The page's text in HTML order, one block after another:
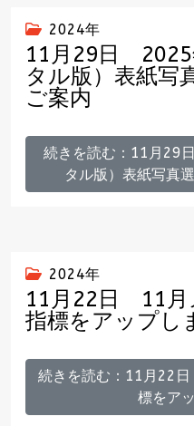
2024年
11月29日 2025
タル版）表紙写
ご案内
続きを読む：11月29
タル版）表紙写真
2024年
11月22日 11月
指標をアップし
続きを読む：11月22
標をア